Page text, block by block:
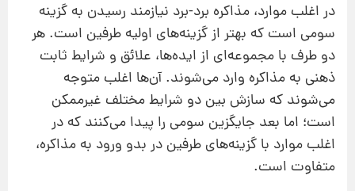
در اغلب موارد، مذاکره برد-برد نیازمند رسیدن به گزینه
سومی است که بهتر از گزینه‌‌های اولیه طرفین است. هر
دو طرف با مجموعه‌ای از ایده‌ها، علائق و شرایط ثابت
ذهنی به مذاکره وارد می‌شوند. آن‌ها اغلب متوجه
می‌شوند که سازش بین دو شرایط مختلف غیرممکن
است؛ اما بعد جایگزین سومی را پیدا می‌کنند که در
اغلب موارد با گزینه‌‌های طرفین در بدو ورود به مذاکره،
متفاوت است.